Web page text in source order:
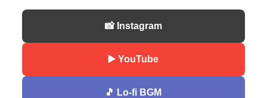
📸 Instagram
▶️ YouTube
🎵 Lo-fi BGM